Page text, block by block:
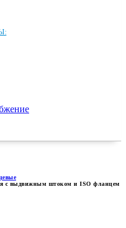
с выдвижным штоком и ISO фланцем